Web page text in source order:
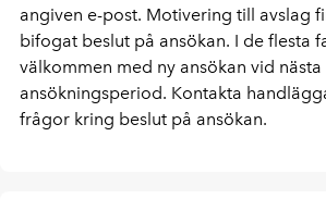
angiven e-post. Motivering till avslag
bifogat beslut på ansökan. I de flesta
välkommen med ny ansökan vid nästa
ansökningsperiod. Kontakta
frågor kring beslut på ansökan.